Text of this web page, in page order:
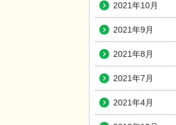
2021年10月
2021年9月
2021年8月
2021年7月
2021年4月